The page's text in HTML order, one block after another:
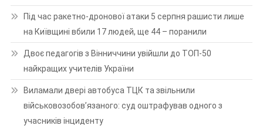
Під час ракетно-дронової атаки 5 серпня рашисти лише
на Київщині вбили 17 людей, ще 44 – поранили
Двоє педагогів з Вінниччини увійшли до ТОП-50
найкращих учителів України
Виламали двері автобуса ТЦК та звільнили
військовозобов’язаного: суд оштрафував одного з
учасників інциденту